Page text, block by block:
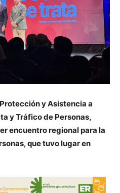
y Asistencia a
y Tráfico de Personas,
encuentro regional para la
que tuvo lugar en